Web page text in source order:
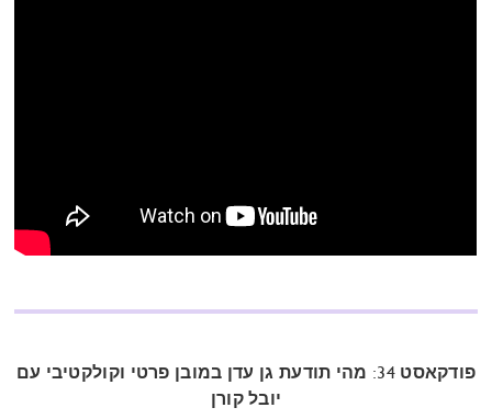
פודקאסט 34: מהי תודעת גן עדן במובן פרטי וקולקטיבי עם
יובל קורן